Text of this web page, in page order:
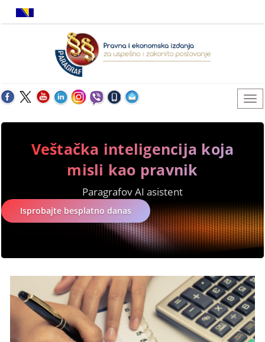
Veštačka inteligencija koja
misli kao pravnik
Paragrafov AI asistent
Isprobajte besplatno danas